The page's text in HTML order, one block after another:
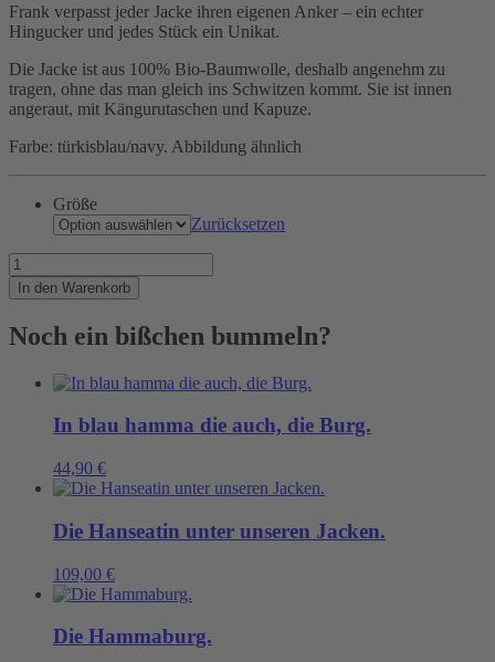
Frank verpasst jeder Jacke ihren eigenen Anker – ein echter
Hingucker und jedes Stück ein Unikat.
Die Jacke ist aus 100% Bio-Baumwolle, deshalb angenehm zu
tragen, ohne das man gleich ins Schwitzen kommt. Sie ist innen
angeraut, mit Kängurutaschen und Kapuze.
Farbe: türkisblau/navy. Abbildung ähnlich
Größe
Zurücksetzen
Farbe!
Für
die
Kerls!
In den Warenkorb
Noch ein bißchen bummeln?
In blau hamma die auch, die Burg.
44,90 €
Die Hanseatin unter unseren Jacken.
109,00 €
Die Hammaburg.